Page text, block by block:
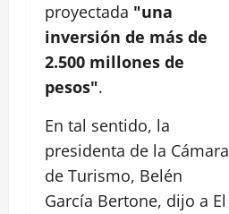
proyectada "una
inversión de más de
2.500 millones de
pesos".
En tal sentido, la
presidenta de la Cámara
de Turismo, Belén
García Bertone, dijo a El